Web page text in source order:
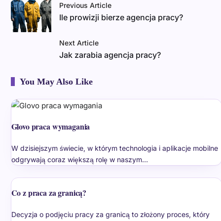
Previous Article
Ile prowizji bierze agencja pracy?
Next Article
Jak zarabia agencja pracy?
You May Also Like
Glovo praca wymagania
W dzisiejszym świecie, w którym technologia i aplikacje mobilne
odgrywają coraz większą rolę w naszym…
Co z praca za granicą?
Decyzja o podjęciu pracy za granicą to złożony proces, który